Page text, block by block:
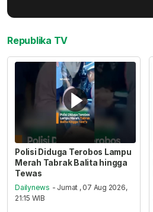
Republika TV
Polisi Diduga Terobos Lampu
Merah Tabrak Balita hingga
Tewas
Dailynews - Jumat , 07 Aug 2026,
21:15 WIB